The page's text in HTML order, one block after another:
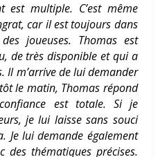
est multiple. C’est même
car il est toujours dans
joueuses. Thomas est
de très disponible et qui a
Il m’arrive de lui demander
le matin, Thomas répond
est totale. Si je
je lui laisse sans souci
Je lui demande également
des thématiques précises.